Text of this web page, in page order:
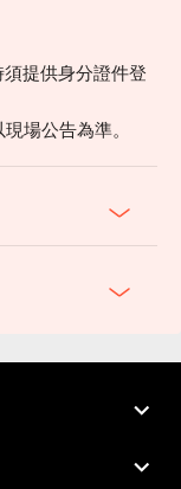
提供身分證件登
場公告為準。